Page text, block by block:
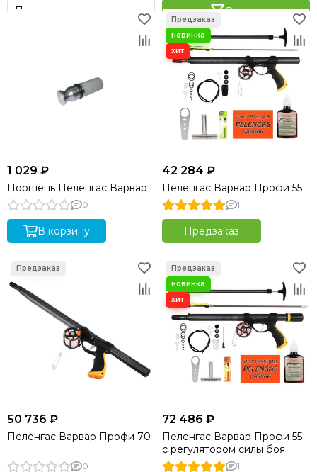
Слинги
Фильтр
1 029 ₽
Поршень Пеленгас Варвар
0
В корзину
42 284 ₽
Пеленгас Варвар Профи 55
1
Предзаказ
50 736 ₽
Пеленгас Варвар Профи 70
0
72 486 ₽
Пеленгас Варвар Профи 55
с регулятором силы боя
1